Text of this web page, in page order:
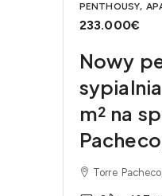
PENTHOUSY,
233.000€
Nowy
m² na
Torre